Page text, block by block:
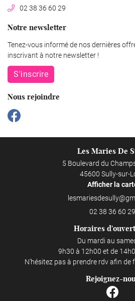
Actualités
Contact
02 38 36 60 29
Notre newsletter
Tenez-vous informé de nos dernières
inscrivant à notre newsletter !
S'inscrire
Nous rejoindre
Les Maries De
5 Boulevard du
45600 Sully-sur-
Afficher la
02 38 36 60 29
Horaires
Du mardi au
9h30 à 12h00 et de
N'hésitez pas à prendre rdv afin de
Rejoignez-